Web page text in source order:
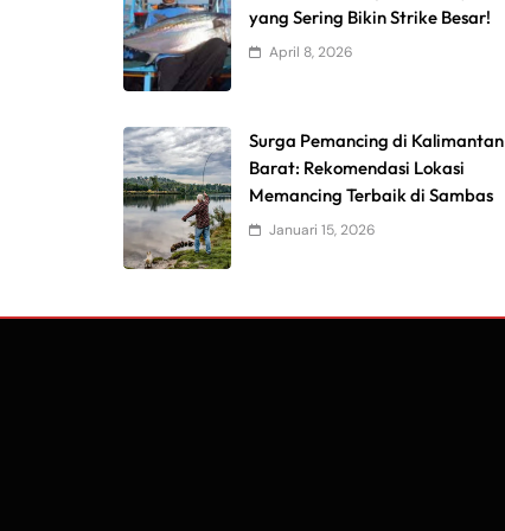
yang Sering Bikin Strike Besar!
April 8, 2026
Surga Pemancing di Kalimantan
Barat: Rekomendasi Lokasi
Memancing Terbaik di Sambas
Januari 15, 2026